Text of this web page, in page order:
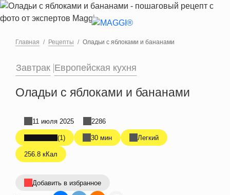
Перейти к основному содержанию
Главная Рецепты Оладьи с яблоками и бананами
Завтрак Европейская кухня
Оладьи с яблоками и бананами
(1) 30 мин Легкий
256.8 кКал
11 июля 2025 2286
Добавить в избранное